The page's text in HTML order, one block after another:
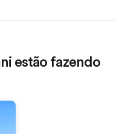
estão fazendo